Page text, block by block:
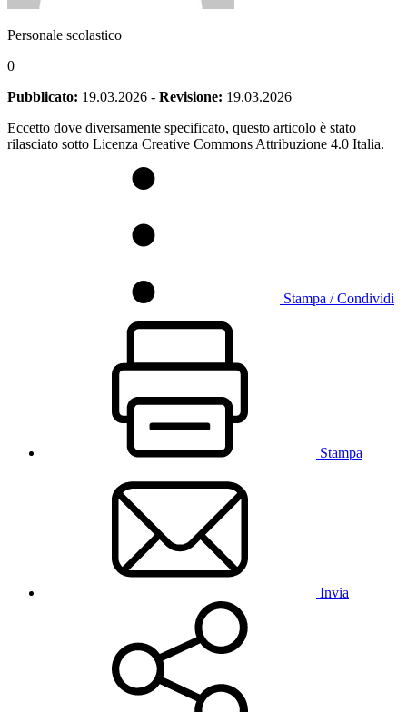
Personale scolastico
0
Pubblicato: 19.03.2026 - Revisione: 19.03.2026
Eccetto dove diversamente specificato, questo articolo è stato
rilasciato sotto Licenza Creative Commons Attribuzione 4.0 Italia.
Stampa / Condividi
Stampa
Invia